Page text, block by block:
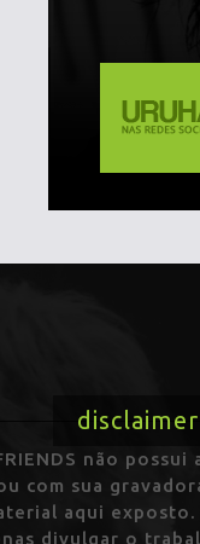
disclaimer
não
com sua
aqui
divulgar o